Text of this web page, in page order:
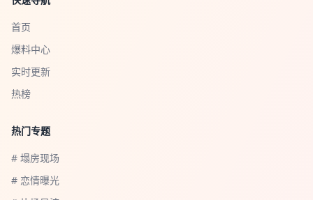
首页
爆料中心
实时更新
热榜
热门专题
# 塌房现场
# 恋情曝光